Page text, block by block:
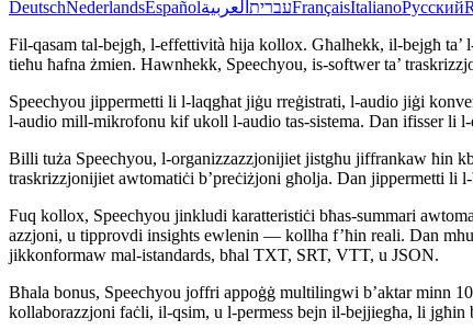
DeutschNederlandsEspañol עברית العربية FrançaisItalianoРусский
Fil-qasam tal-bejgħ, l-effettività hija kollox. Għalhekk, il-bejgħ
tieħu ħafna żmien. Hawnhekk, Speechyou, is-softwer ta’
Speechyou jippermetti li l-laqgħat jiġu rreġistrati, l-audio jiġi
l-audio mill-mikrofonu kif ukoll l-audio tas-sistema. Dan ifisser li
Billi tuża Speechyou, l-organizzazzjonijiet jistgħu jiffrankaw ħin
traskrizzjonijiet awtomatiċi b’preċiżjoni għolja. Dan jippermetti li
Fuq kollox, Speechyou jinkludi karatteristiċi bħas-summari
azzjoni, u tipprovdi insights ewlenin — kollha f’ħin reali. Dan
jikkonformaw mal-istandards, bħal TXT, SRT, VTT, u JSON.
Bħala bonus, Speechyou joffri appoġġ multilingwi b’aktar minn
kollaborazzjoni faċli, il-qsim, u l-permess bejn il-bejjiegħa, li